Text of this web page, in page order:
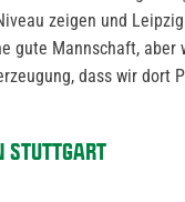
zeigen und Leipzig
gute Mannschaft, aber
dass wir dort
STUTTGART